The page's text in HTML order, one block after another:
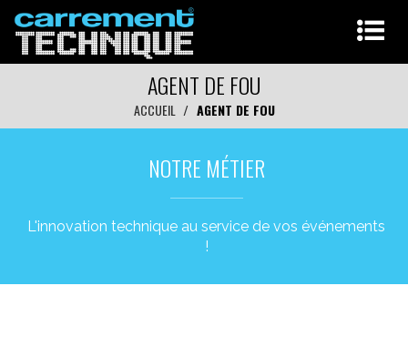
AGENT DE FOU
ACCUEIL AGENT DE FOU
NOTRE MÉTIER
L'innovation technique au service de vos événements
!